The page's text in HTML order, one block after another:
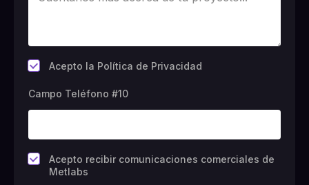
* Acepto la Política de Privacidad
Campo Teléfono #10
C
a
Acepto recibir comunicaciones comerciales de
Metlabs